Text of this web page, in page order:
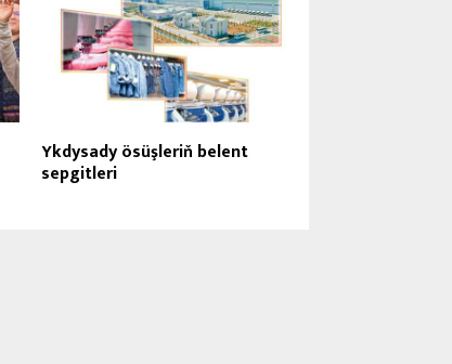
Ykdysady ösüşleriň belent
sepgitleri